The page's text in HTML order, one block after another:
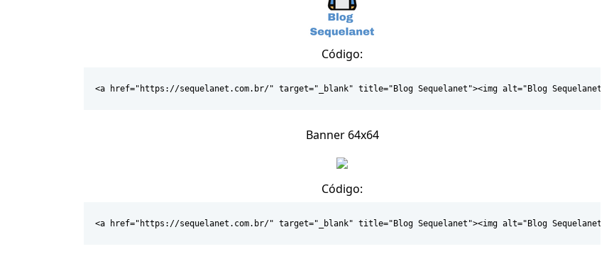
Código:
<a href="https://sequelanet.com.br/" target="_blank" title="Blog Sequelanet"><img alt="Blog Sequelanet"
Banner 64x64
Código:
<a href="https://sequelanet.com.br/" target="_blank" title="Blog Sequelanet"><img alt="Blog Sequelanet" height="64px"